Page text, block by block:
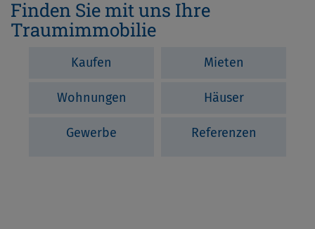
Finden Sie mit uns Ihre
Traumimmobilie
Kaufen Mieten
Wohnungen Häuser
Gewerbe Referenzen